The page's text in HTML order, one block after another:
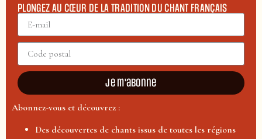
PLONGEZ AU CŒUR DE LA TRADITION DU CHANT FRANÇAIS
Je m'abonne
Abonnez-vous et découvrez :
Des découvertes de chants issus de toutes les régions